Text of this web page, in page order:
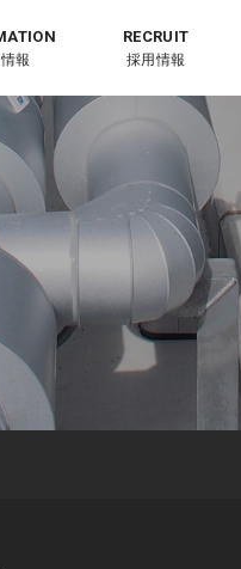
報 採用情報